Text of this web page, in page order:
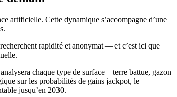
artificielle. Cette dynamique s’accompagne d’une
rapidité et anonymat — et c’est ici que
chaque type de surface – terre battue, gazon
sur les probabilités de gains jackpot, le
jusqu’en 2030.